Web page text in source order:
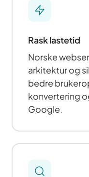
Rask lastetid
Norske
arkitektur og
bedre
konvertering
Google.